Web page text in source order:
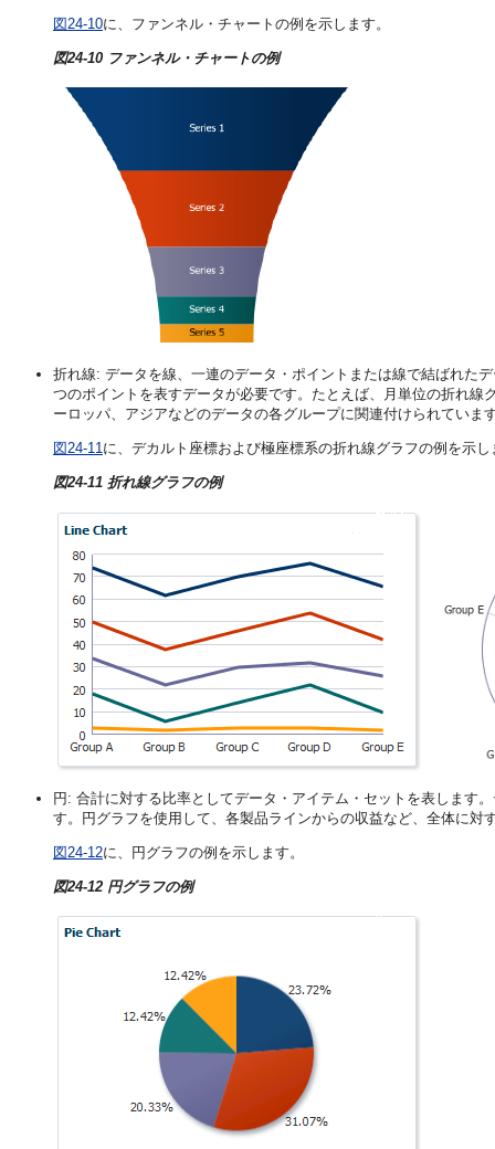
図24-10に、ファンネル・チャートの例を示します。
図24-10 ファンネル・チャートの例
折れ線: データを線、一連のデータ・ポイントまたは線で結ばれた
つのポイントを表すデータが必要です。たとえば、月単位の折れ
ーロッパ、アジアなどのデータの各グループに関連付けられてい
図24-11 に、デカルト座標および極座標系の折れ線グラフの例を示
図24-11 折れ線グラフの例
円: 合計に対する比率としてデータ・アイテム・セットを表します
す。円グラフを使用して、各製品ラインからの収益など、全体に対
図24-12に、円グラフの例を示します。
図24-12 円グラフの例